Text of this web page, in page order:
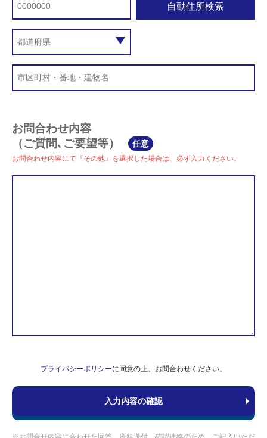
自動住所検索
お問合わせ内容
（ご質問､ご要望等）
任意
お問合わせ内容にて『その他』を選択した場合は、必ず入力ください。
プライバシーポリシーに同意の上、お問合わせください。